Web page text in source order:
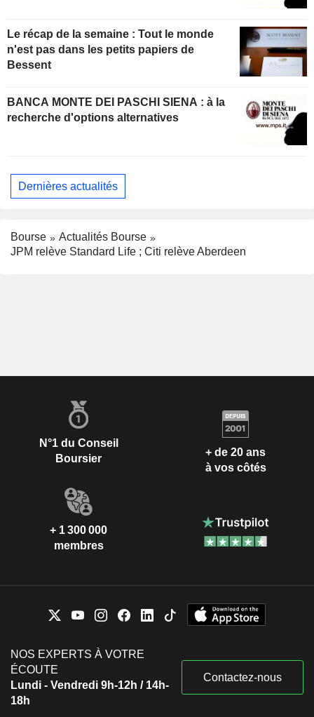
Le récap de la semaine : Tout le monde
n'est pas dans les petits papiers de
Bessent
BANCA MONTE DEI PASCHI SIENA : à la
recherche d'options alternatives
Dernières actualités
Bourse
Actualités Bourse
JPM relève Standard Life ; Citi relève Aberdeen
N°1 du Conseil
Boursier
+ de 20 ans
à vos côtés
+ 1 300 000
membres
NOS EXPERTS À VOTRE
ÉCOUTE
Lundi - Vendredi 9h-12h / 14h-
18h
Contactez-nous